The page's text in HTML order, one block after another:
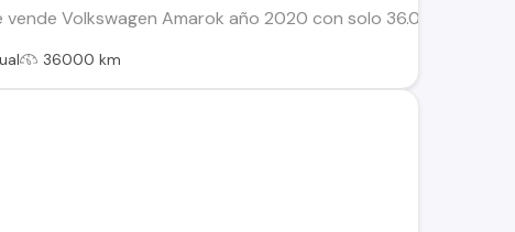
vende Volkswagen Amarok año 2020 con solo 36.000 km
36000 km